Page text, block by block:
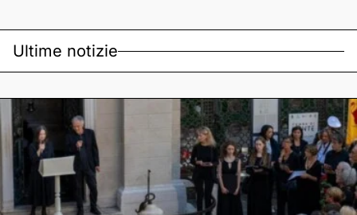
Ultime notizie